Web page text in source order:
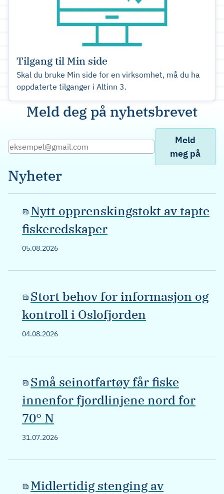
Tilgang til Min side
Skal du bruke Min side for en virksomhet, må du ha
oppdaterte tilganger i Altinn 3.
Meld deg på nyhetsbrevet
Meld
meg på
Nyheter
Nytt opprenskingstokt av tapte
fiskeredskaper
05.08.2026
Stort behov for informasjon og
kontroll i Oslofjorden
04.08.2026
Små seinotfartøy får fiske
innenfor fjordlinjene nord for
70° N
31.07.2026
Midlertidig stenging av